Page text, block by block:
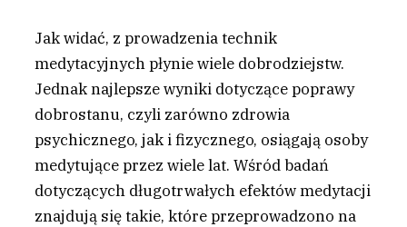
Jak widać, z prowadzenia technik
medytacyjnych płynie wiele dobrodziejstw.
Jednak najlepsze wyniki dotyczące poprawy
dobrostanu, czyli zarówno zdrowia
psychicznego, jak i fizycznego, osiągają osoby
medytujące przez wiele lat. Wśród badań
dotyczących długotrwałych efektów medytacji
znajdują się takie, które przeprowadzono na